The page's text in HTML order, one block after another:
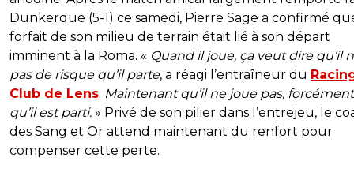
Dunkerque (5-1) ce samedi, Pierre Sage a confirmé
forfait de son milieu de terrain était lié à son départ
imminent à la Roma. « Quand il joue, ça veut dire qu’il
pas de risque qu’il parte, a réagi l’entraîneur du
Club de Lens. Maintenant qu’il ne joue pas,
qu’il est parti. » Privé de son pilier dans l’entrejeu, le
des Sang et Or attend maintenant du renfort pour
compenser cette perte.